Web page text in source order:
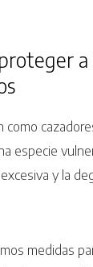
a
especie
y la
medidas